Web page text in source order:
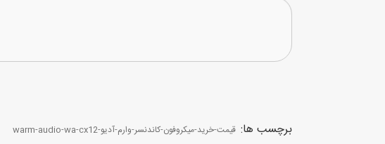
برچسب ها: قیمت-خرید-میکروفون-کاندنسر-وارم-آدیو-warm-audio-wa-cx12